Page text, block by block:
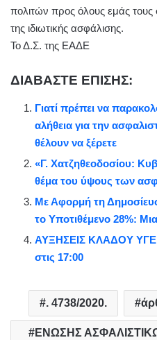
πολιτών προς όλους εμάς τους
της ιδιωτικής ασφάλισης.
Το Δ.Σ. της ΕΑΔΕ
ΔΙΑΒΑΣΤΕ ΕΠΙΣΗΣ:
Γιατί πρέπει να
αλήθεια για την
θέλουν να ξέρετε
«Γ. Χατζηθεοδοσίου:
θέμα του ύψους των
Με Αφορμή τη
το Υποτιθέμενο 28%:
ΑΥΞΗΣΕΙΣ ΚΛΑΔΟΥ
στις 17:00
. 4738/2020.
ΕΝΩΣΗΣ